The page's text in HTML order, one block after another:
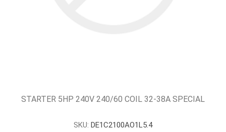
STARTER 5HP 240V 240/60 COIL 32-38A SPECIAL
SKU: DE1C2100AO1L5.4